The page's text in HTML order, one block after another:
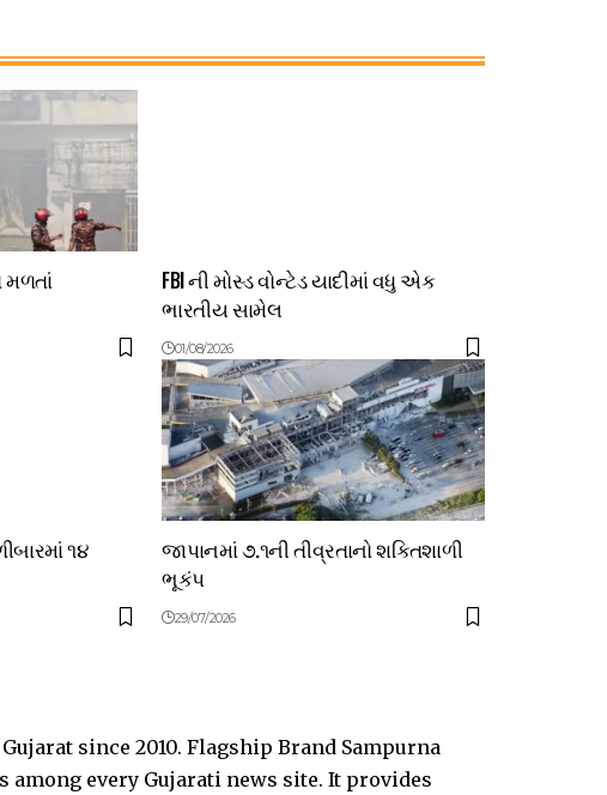
મળતાં
FBI ની મોસ્ડ વોન્ટેડ યાદીમાં વધુ એક
ભારતીય સામેલ
01/08/2026
૧૪
જાપાનમાં ૭.૧ની તીવ્રતાનો શક્તિશાળી
ભૂકંપ
29/07/2026
since 2010. Flagship Brand Sampurna
among every Gujarati news site. It provides